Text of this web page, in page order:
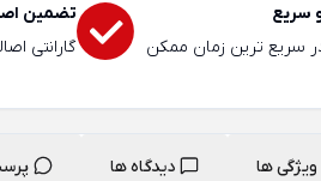
سریع
سریع ترین زمان ممکن
تضمین
گارانتی
ویژگی ها دیدگاه ها